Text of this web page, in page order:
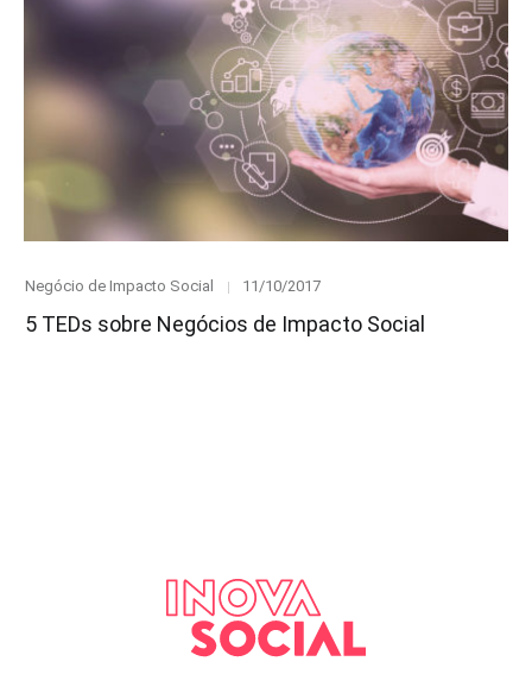
Category
Negócio de Impacto Social
Posted
11/10/2017
5 TEDs sobre Negócios de Impacto Social